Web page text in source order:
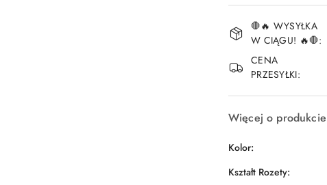
Dostępność
i
dostawa
🛑🔥 WYSYŁKA
W CIĄGU! 🔥🛑:
CENA
PRZESYŁKI:
Więcej o produkcie
Kolor:
Kształt Rozety: